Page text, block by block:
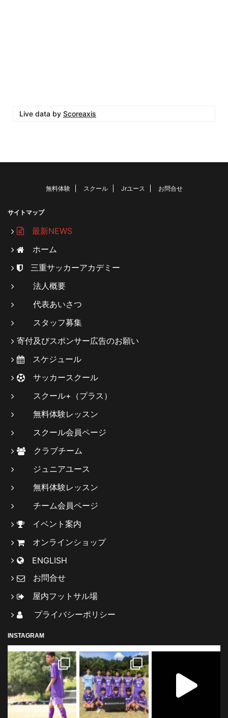
Live data by Scoreaxis
無料体験 スクール Jrユース お問合せ
サイトマップ
最新NEWS
ホーム
三重サッカーアカデミー
法人概要
代表あいさつ
スタッフ募集
寄付及びスポンサー広告のお願い
スケジュール
サッカースクール
スクール+（プラス）
無料体験レッスン
スクール会員ページ
クラブチーム
ジュニアユース
無料体験レッスン
チーム会員ページ
イベント案内
オンラインショップ
ENGLISH
お問合せ
屋内フットサル場
プライバシーポリシー
INSTAGRAM